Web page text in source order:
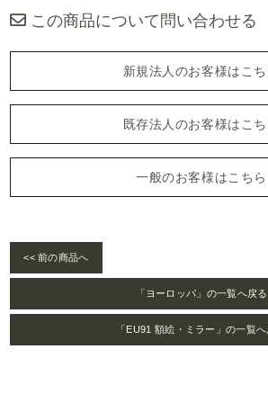
この商品について問い合わせる
新規法人のお客様はこち
既存法人のお客様はこち
一般のお客様はこちら
<< 前の商品へ
「ヨーロッパ」の一覧へ戻る
「EU91 額絵・ミラー」の一覧